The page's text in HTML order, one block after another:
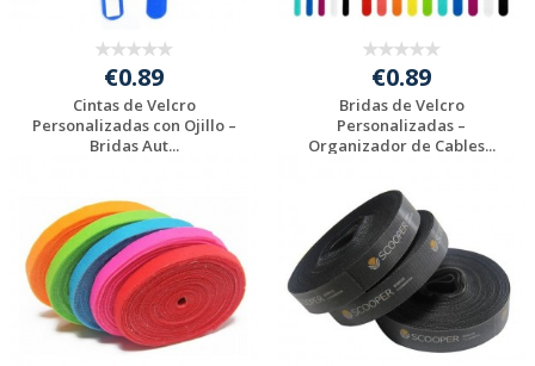
€0.89
Cintas de Velcro
Personalizadas con Ojillo –
Bridas Aut...
presupuesto
€0.89
Bridas de Velcro
Personalizadas –
Organizador de Cables...
presupuesto